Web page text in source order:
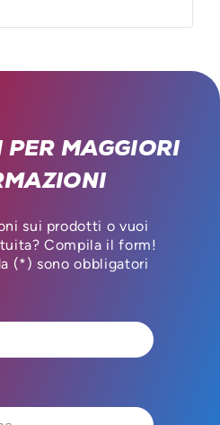
PER MAGGIORI
sui prodotti o vuoi
Compila il form!
(*) sono obbligatori